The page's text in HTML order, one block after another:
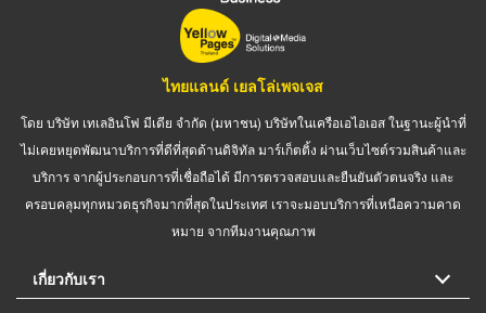
ไทยแลนด์ เยลโล่เพจเจส
โดย บริษัท เทเลอินโฟ มีเดีย จำกัด (มหาชน) บริษัทในเครือเอไอเอส ในฐานะผู้นำที่
ไม่เคยหยุดพัฒนาบริการที่ดีที่สุดด้านดิจิทัล มาร์เก็ตติ้ง ผ่านเว็บไซต์รวมสินค้าและ
บริการ จากผู้ประกอบการที่เชื่อถือได้ มีการตรวจสอบและยืนยันตัวตนจริง และ
ครอบคลุมทุกหมวดธุรกิจมากที่สุดในประเทศ เราจะมอบบริการที่เหนือความคาด
หมาย จากทีมงานคุณภาพ
เกี่ยวกับเรา